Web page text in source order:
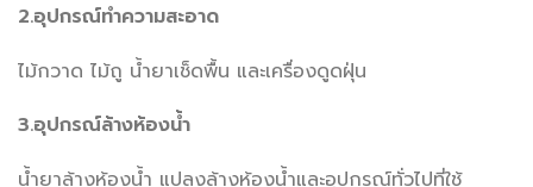
2.อุปกรณ์ทำความสะอาด
ไม้กวาด ไม้ถู น้ำยาเช็ดพื้น และเครื่องดูดฝุ่น
3.อุปกรณ์ล้างห้องน้ำ
น้ำยาล้างห้องน้ำ แปลงล้างห้องน้ำและอุปกรณ์ทั่วไปที่ใช้